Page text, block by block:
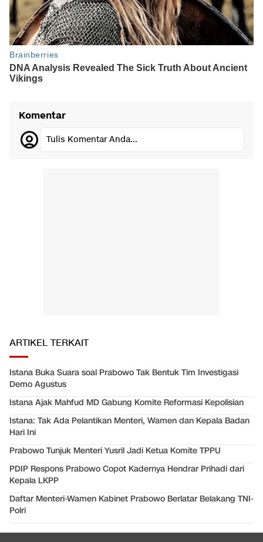
Komentar
Tulis Komentar Anda...
ARTIKEL TERKAIT
Istana Buka Suara soal Prabowo Tak Bentuk Tim Investigasi
Demo Agustus
Istana Ajak Mahfud MD Gabung Komite Reformasi Kepolisian
Istana: Tak Ada Pelantikan Menteri, Wamen dan Kepala Badan
Hari Ini
Prabowo Tunjuk Menteri Yusril Jadi Ketua Komite TPPU
PDIP Respons Prabowo Copot Kadernya Hendrar Prihadi dari
Kepala LKPP
Daftar Menteri-Wamen Kabinet Prabowo Berlatar Belakang TNI-
Polri